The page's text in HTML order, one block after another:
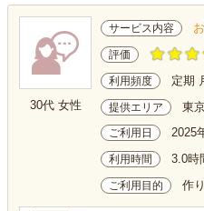
30代 女性
サービス内容
評価
利用頻度 定期
提供エリア 東
ご利用日 2025
利用時間 3.0時
ご利用目的 作